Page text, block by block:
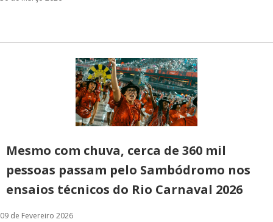
Mesmo com chuva, cerca de 360 mil
pessoas passam pelo Sambódromo nos
ensaios técnicos do Rio Carnaval 2026
09 de Fevereiro 2026